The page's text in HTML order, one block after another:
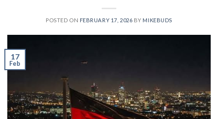
POSTED ON FEBRUARY 17, 2026 BY MIKEBUDS
17
Feb